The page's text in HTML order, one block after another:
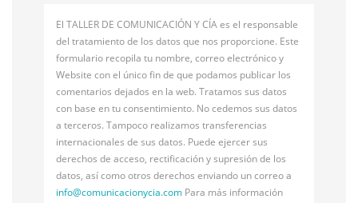
El TALLER DE COMUNICACIÓN Y CÍA es el responsable
del tratamiento de los datos que nos proporcione. Este
formulario recopila tu nombre, correo electrónico y
Website con el único fin de que podamos publicar los
comentarios dejados en la web. Tratamos sus datos
con base en tu consentimiento. No cedemos sus datos
a terceros. Tampoco realizamos transferencias
internacionales de sus datos. Puede ejercer sus
derechos de acceso, rectificación y supresión de los
datos, así como otros derechos enviando un correo a
info@comunicacionycia.com Para más información